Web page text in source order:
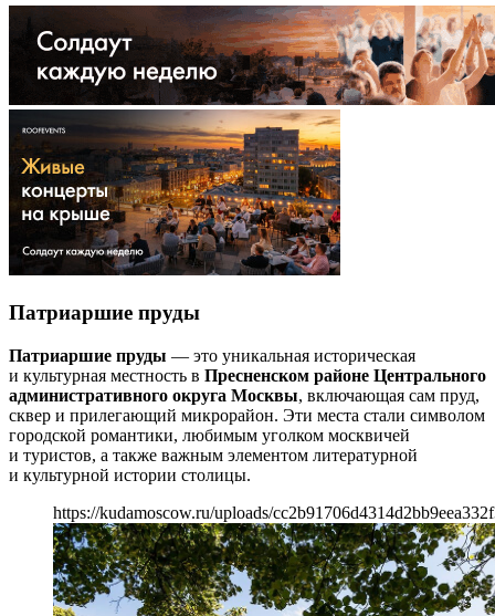
Патриаршие пруды
Патриаршие пруды — это уникальная историческая
и культурная местность в Пресненском районе Центрального
административного округа Москвы, включающая сам пруд,
сквер и прилегающий микрорайон. Эти места стали символом
городской романтики, любимым уголком москвичей
и туристов, а также важным элементом литературной
и культурной истории столицы.
https://kudamoscow.ru/uploads/